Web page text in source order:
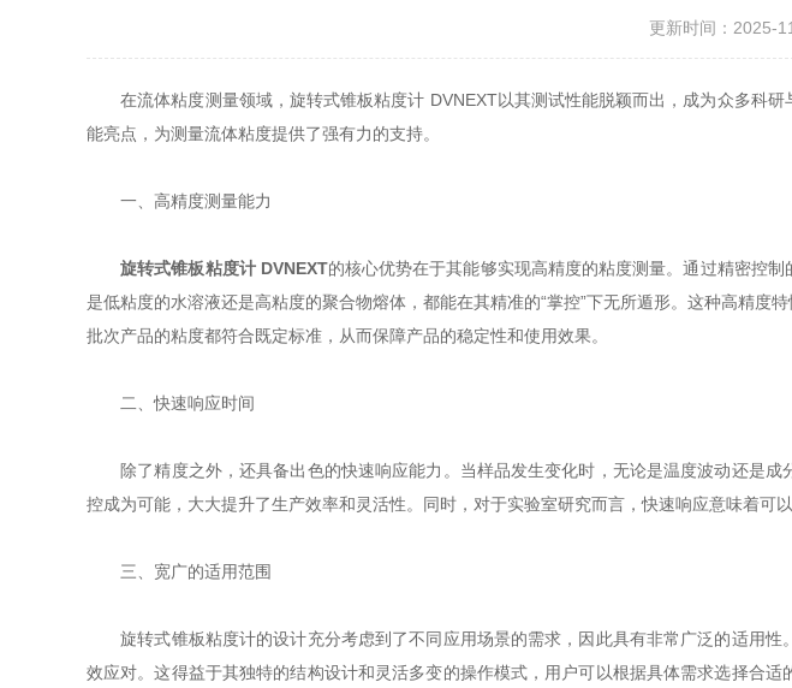
更新时间：2025-
在流体粘度测量领域，旋转式锥板粘度计 DVNEXT以其测试性能脱颖而出，成为众多科研
能亮点，为测量流体粘度提供了强有力的支持。
一、高精度测量能力
旋转式锥板粘度计 DVNEXT的核心优势在于其能够实现高精度的粘度测量。通过精密控
是低粘度的水溶液还是高粘度的聚合物熔体，都能在其精准的“掌控”下无所遁形。这种高精
批次产品的粘度都符合既定标准，从而保障产品的稳定性和使用效果。
二、快速响应时间
除了精度之外，还具备出色的快速响应能力。当样品发生变化时，无论是温度波动还是成
控成为可能，大大提升了生产效率和灵活性。同时，对于实验室研究而言，快速响应意味着可
三、宽广的适用范围
旋转式锥板粘度计的设计充分考虑到了不同应用场景的需求，因此具有非常广泛的适用性
效应对。这得益于其独特的结构设计和灵活多变的操作模式，用户可以根据具体需求选择合